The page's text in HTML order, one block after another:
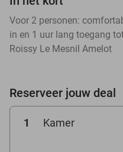
Voor 2 personen:
in en 1 uur lang toegang
Roissy Le Mesnil Amelot
Reserveer jouw deal
1 Kamer